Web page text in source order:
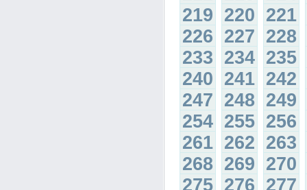
219 220 221
226 227 228
233 234 235
240 241 242
247 248 249
254 255 256
261 262 263
268 269 270
275 276 277